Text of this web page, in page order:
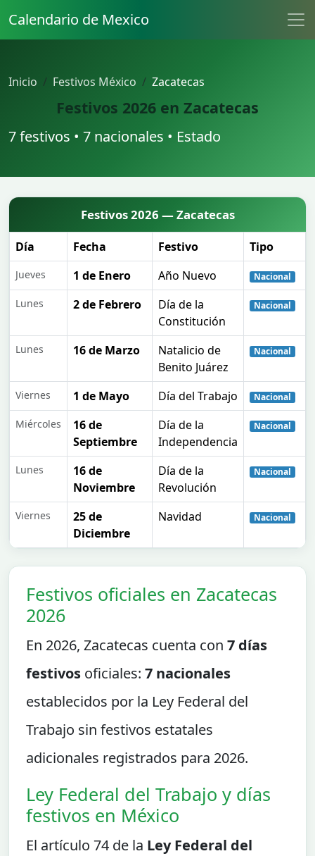
Calendario de Mexico
Inicio Festivos México Zacatecas
Festivos 2026 en Zacatecas
7 festivos • 7 nacionales • Estado
Festivos 2026 — Zacatecas
Día Fecha Festivo Tipo
Jueves 1 de Enero Año Nuevo Nacional
Lunes 2 de Febrero
Día de la
Constitución
Nacional
Lunes 16 de Marzo
Natalicio de
Benito Juárez
Nacional
Viernes 1 de Mayo Día del Trabajo Nacional
Miércoles
16 de
Septiembre
Día de la
Independencia
Nacional
Lunes
16 de
Noviembre
Día de la
Revolución
Nacional
Viernes
25 de
Diciembre
Navidad Nacional
Festivos oficiales en Zacatecas
2026
En 2026, Zacatecas cuenta con 7 días
festivos oficiales: 7 nacionales
establecidos por la Ley Federal del
Trabajo sin festivos estatales
adicionales registrados para 2026.
Ley Federal del Trabajo y días
festivos en México
El artículo 74 de la Ley Federal del